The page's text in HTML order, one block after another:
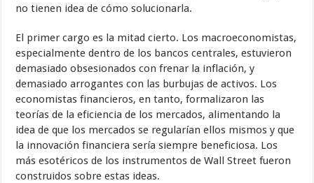
no tienen idea de cómo solucionarla.
El primer cargo es la mitad cierto. Los macroeconomistas,
especialmente dentro de los bancos centrales, estuvieron
demasiado obsesionados con frenar la inflación, y
demasiado arrogantes con las burbujas de activos. Los
economistas financieros, en tanto, formalizaron las
teorías de la eficiencia de los mercados, alimentando la
idea de que los mercados se regularían ellos mismos y que
la innovación financiera sería siempre beneficiosa. Los
más esotéricos de los instrumentos de Wall Street fueron
construidos sobre estas ideas.